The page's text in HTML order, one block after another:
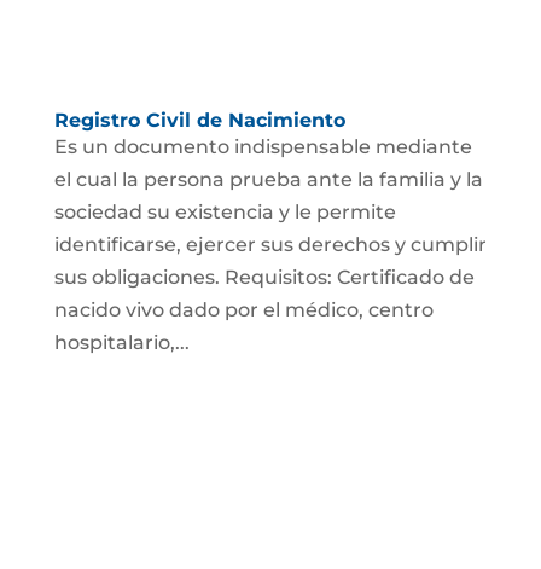
Registro Civil de Nacimiento
Es un documento indispensable mediante
el cual la persona prueba ante la familia y la
sociedad su existencia y le permite
identificarse, ejercer sus derechos y cumplir
sus obligaciones. Requisitos: Certificado de
nacido vivo dado por el médico, centro
hospitalario,...